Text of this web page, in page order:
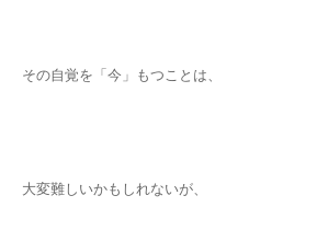
その自覚を「今」もつことは、
大変難しいかもしれないが、